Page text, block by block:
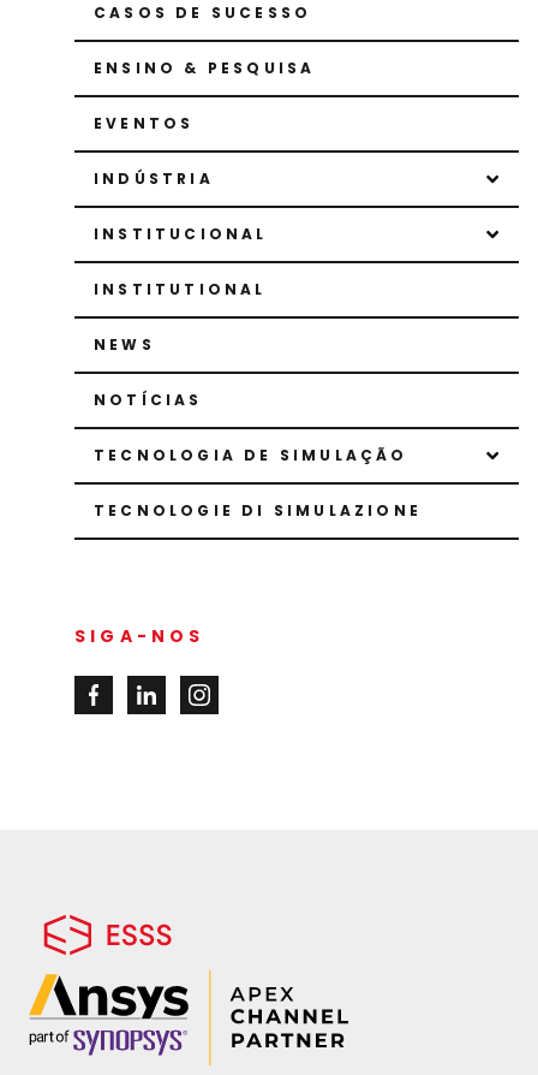
CASOS DE SUCESSO
ENSINO & PESQUISA
EVENTOS
INDÚSTRIA
INSTITUCIONAL
INSTITUTIONAL
NEWS
NOTÍCIAS
TECNOLOGIA DE SIMULAÇÃO
TECNOLOGIE DI SIMULAZIONE
SIGA-NOS